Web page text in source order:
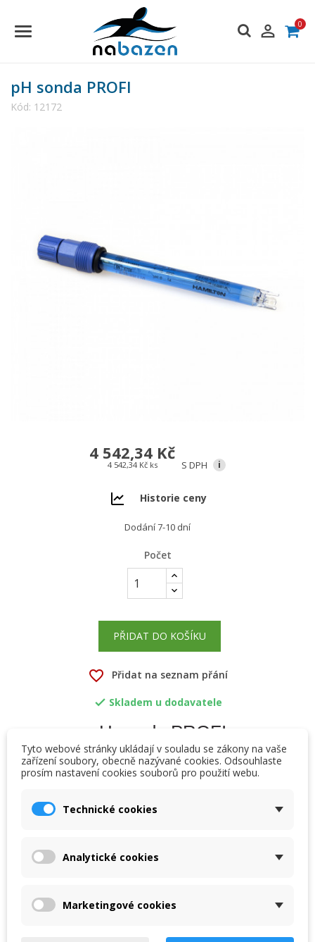
 0
pH sonda PROFI
Kód: 12172
4 542,34 Kč
4 542,34 Kč ks S DPH i
Historie ceny
Dodání 7-10 dní
Počet
PŘIDAT DO KOŠÍKU
favorite_border Přidat na seznam přání
 Skladem u dodavatele
pH sonda PROFI
Sonda vhodná pro ASIN Aqua PROFI.
Sonda vhodná pro ASIN Aqua PROFI.
add_circle_outline Create new list
Zrušit Vytvořit seznam přání
Tyto webové stránky ukládají v souladu se zákony na vaše
zařízení soubory, obecně nazývané cookies. Odsouhlaste
prosím nastavení cookies souborů pro použití webu.
Technické cookies
Analytické cookies
Marketingové cookies